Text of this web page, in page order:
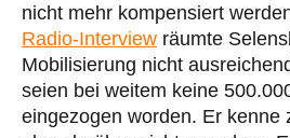
nicht mehr kompensiert
Radio-Interview räumte
Mobilisierung nicht
seien bei weitem keine
eingezogen worden. Er kenne